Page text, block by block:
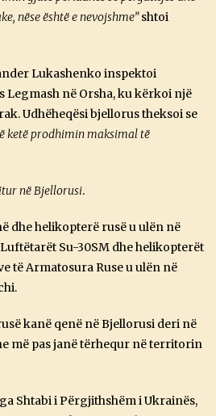
nëse është e nevojshme”shtoi
Lukashenko inspektoi
në Orsha, ku kërkoi një
Udhëheqësi bjellorus theksoi se
ketë prodhimin maksimal të
në Bjellorusi.
dhe helikopterë rusë u ulën në
Su-30SM dhe helikopterët
të Armatosura Ruse u ulën në
kanë qenë në Bjellorusi deri në
më pas janë tërhequr në territorin
Shtabi i Përgjithshëm i Ukrainës,